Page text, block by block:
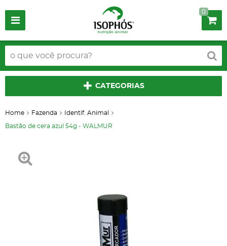
0
CATEGORIAS
Home Fazenda Identif. Animal
Bastão de cera azul 54g - WALMUR